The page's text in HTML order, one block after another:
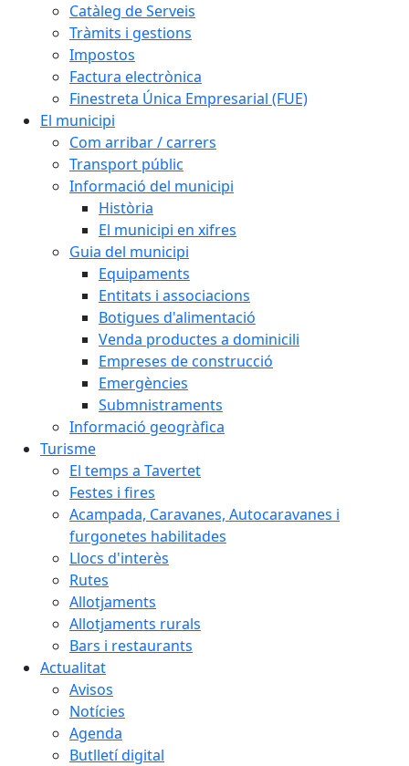
Catàleg de Serveis
Tràmits i gestions
Impostos
Factura electrònica
Finestreta Única Empresarial (FUE)
El municipi
Com arribar / carrers
Transport públic
Informació del municipi
Història
El municipi en xifres
Guia del municipi
Equipaments
Entitats i associacions
Botigues d'alimentació
Venda productes a dominicili
Empreses de construcció
Emergències
Submnistraments
Informació geogràfica
Turisme
El temps a Tavertet
Festes i fires
Acampada, Caravanes, Autocaravanes i
furgonetes habilitades
Llocs d'interès
Rutes
Allotjaments
Allotjaments rurals
Bars i restaurants
Actualitat
Avisos
Notícies
Agenda
Butlletí digital